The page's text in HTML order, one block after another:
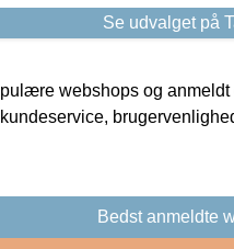
Se udvalget på
webshops og
Bedst anmeldte